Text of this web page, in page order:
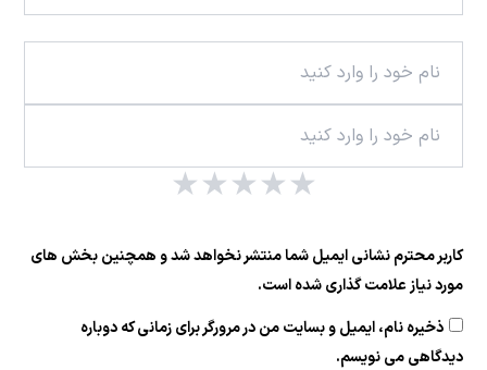
★
★
★
★
★
کاربر محترم نشانی ایمیل شما منتشر نخواهد شد و همچنین بخش های
مورد نیاز علامت گذاری شده است.
ذخیره نام، ایمیل و بسایت من در مرورگر برای زمانی که دوباره
دیدگاهی می نویسم.